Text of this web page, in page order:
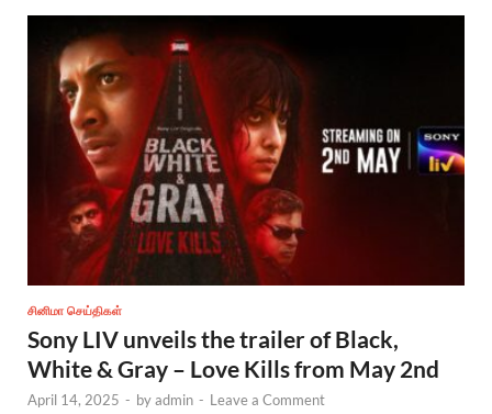
சினிமா செய்திகள்
Sony LIV unveils the trailer of Black,
White & Gray – Love Kills from May 2nd
April 14, 2025 - byadmin - Leave a Comment